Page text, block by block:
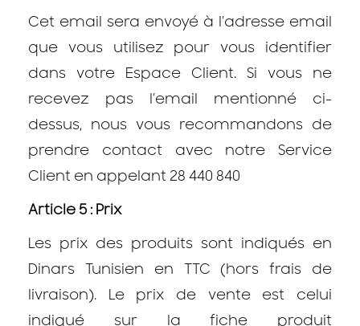
Cet email sera envoyé à l’adresse email
que vous utilisez pour vous identifier
dans votre Espace Client. Si vous ne
recevez pas l’email mentionné ci-
dessus, nous vous recommandons de
prendre contact avec notre Service
Client en appelant 28 440 840
Article 5 : Prix
Les prix des produits sont indiqués en
Dinars Tunisien en TTC (hors frais de
livraison). Le prix de vente est celui
indiqué sur la fiche produit